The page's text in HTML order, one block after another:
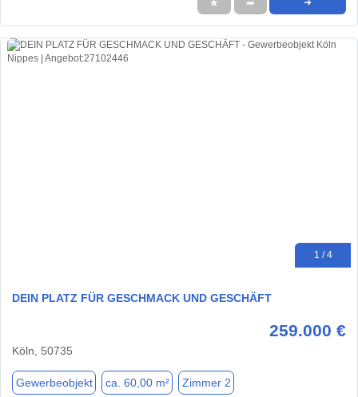
★ ➦ ➜
1 / 4
DEIN PLATZ FÜR GESCHMACK UND GESCHÄFT
259.000 €
Köln, 50735
Gewerbeobjekt ca. 60,00 m² Zimmer 2